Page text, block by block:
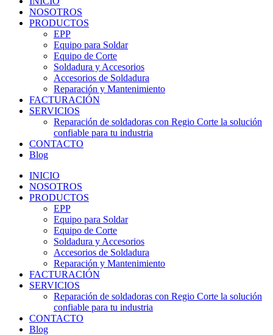
NOSOTROS
PRODUCTOS
EPP
Equipo para Soldar
Equipo de Corte
Soldadura y Accesorios
Accesorios de Soldadura
Reparación y Mantenimiento
FACTURACIÓN
SERVICIOS
Reparación de soldadoras con Regio Corte la solución
confiable para tu industria
CONTACTO
Blog
INICIO
NOSOTROS
PRODUCTOS
EPP
Equipo para Soldar
Equipo de Corte
Soldadura y Accesorios
Accesorios de Soldadura
Reparación y Mantenimiento
FACTURACIÓN
SERVICIOS
Reparación de soldadoras con Regio Corte la solución
confiable para tu industria
CONTACTO
Blog